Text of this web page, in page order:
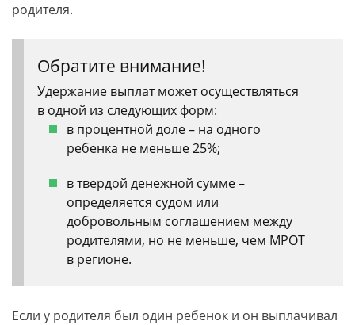
родителя.
Обратите внимание!
Удержание выплат может осуществляться
в одной из следующих форм:
в процентной доле – на одного
ребенка не меньше 25%;
в твердой денежной сумме –
определяется судом или
добровольным соглашением между
родителями, но не меньше, чем МРОТ
в регионе.
Если у родителя был один ребенок и он выплачивал